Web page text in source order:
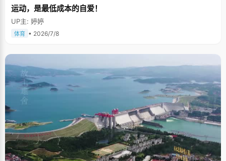
运动，是最低成本的自爱！
UP主: 婷婷
体育 • 2026/7/8